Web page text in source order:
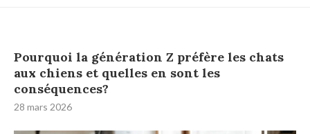
Pourquoi la génération Z préfère les chats
aux chiens et quelles en sont les
conséquences?
28 mars 2026